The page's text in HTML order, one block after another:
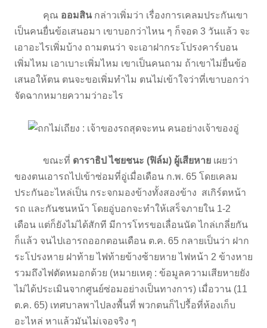
คุณ ออมสินกล่าวเพิ่มว่า เรื่องการเคลมประกันเขา
เป็นคนยื่นข้อเสนอมา เขาบอกว่าไหน ๆ ก็จอด 3 วันแล้ว จะ
เอาอะไรเพิ่มบ้าง ถามตนว่า จะเอาฝากระโปรงคาร์บอน
เพิ่มไหม เอาเบาะเพิ่มไหม เขาเป็นคนถาม ถ้าเขาไม่ยื่นข้อ
เสนอให้ตน ตนจะขอเพิ่มทำไม ตนไม่เข้าใจว่าที่เขาบอกว่า
จัดฉากหมายความว่าอะไร
ขณะที่ ดาราธิป ไชยชนะ (ฟิล์ม) ผู้เสียหาย เผยว่า
ของตนเอารถไปเข้าซ่อมที่อู่เมื่อเดือน ก.พ. 65 โดยเคลม
ประกันอะไหล่เป็น กระจกมองข้างทั้งสองข้าง สเกิร์ตหน้า
รถ และกันชนหน้า โดยอู่บอกจะทำให้เสร็จภายใน 1-2
เดือน แต่ก็ยังไม่ได้สักที มีการโทรขอเลื่อนนัด ไกล่เกลี่ยกัน
ก็แล้ว จนไปเอารถออกตอนเดือน ต.ค. 65 กลายเป็นว่า ฝาก
ระโปรงหาย ฝาท้าย ไฟท้ายข้างซ้ายหาย ไฟหน้า 2 ข้างหาย
รวมถึงไฟตัดหมอกด้วย (หมายเหตุ : ข้อมูลความเสียหายยัง
ไม่ได้ประเมินจากศูนย์ซ่อมอย่างเป็นทางการ) เมื่อวาน (11
ต.ค. 65) เทศบาลพาไปลงพื้นที่ พวกตนก็ไปรื้อที่ห้องเก็บ
อะไหล่ หาแล้วมันไม่เจอจริง ๆ